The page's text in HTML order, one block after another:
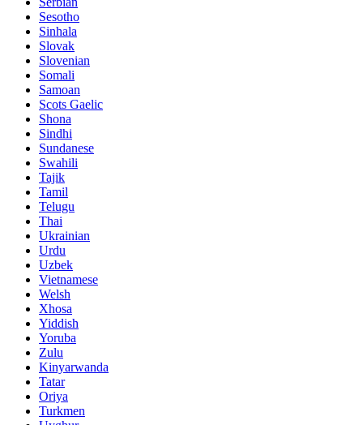
Sesotho
Sinhala
Slovak
Slovenian
Somali
Samoan
Scots Gaelic
Shona
Sindhi
Sundanese
Swahili
Tajik
Tamil
Telugu
Thai
Ukrainian
Urdu
Uzbek
Vietnamese
Welsh
Xhosa
Yiddish
Yoruba
Zulu
Kinyarwanda
Tatar
Oriya
Turkmen